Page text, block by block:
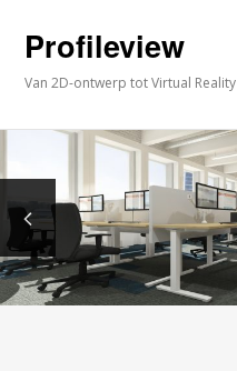
Profileview
Van 2D-ontwerp tot Virtual Reality